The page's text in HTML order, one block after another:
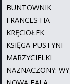
BUNTOWNIK
FRANCES HA
KRĘCIOŁEK
KSIĘGA PUSTYNI
MARZYCIELKI
NAZNACZONY: